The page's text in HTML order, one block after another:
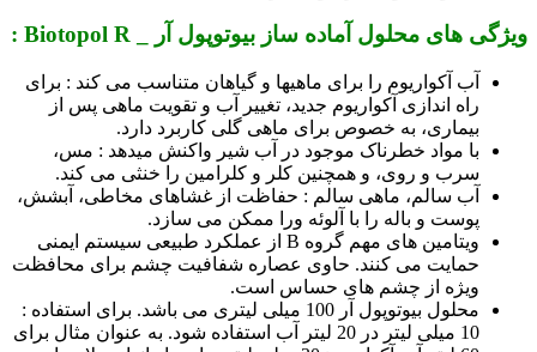
ویژگی های محلول آماده ساز بیوتوپول آر _ Biotopol R :
آب آکواریوم را برای ما­هی­ها و گیاهان متناسب می کند : برای
راه اندازی آکواریوم جدید، تغییر آب و تقویت ماهی پس از
بیماری، به خصوص برای ماهی گلی کاربرد دارد.
با مواد خطرناک موجود در آب شیر واکنش می­دهد : مس،
سرب و روی، و همچنین کلر و کلرامین را خنثی می کند.
آب سالم، ماهی سالم : حفاظت از غشاهای مخاطی، آبشش،
پوست و باله را با آلوئه ورا ممکن می سازد.
ویتامین های مهم گروه B از عملکرد طبیعی سیستم ایمنی
حمایت می کنند. حاوی عصاره شفافیت چشم برای محافظت
ویژه از چشم های حساس است.
محلول بیوتوپول آر 100 میلی لیتری می باشد. برای استفاده :
10 میلی لیتر در 20 لیتر آب استفاده شود. به عنوان مثال برای